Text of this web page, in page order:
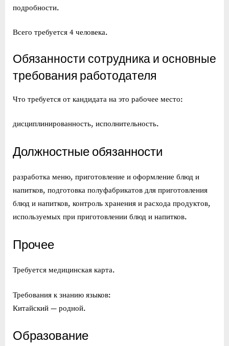
подробности.
Всего требуется 4 человека.
Обязанности сотрудника и основные
требования работодателя
Что требуется от кандидата на это рабочее место:
дисциплинированность, исполнительность.
Должностные обязанности
разработка меню, приготовление и оформление блюд и
напитков, подготовка полуфабрикатов для приготовления
блюд и напитков, контроль хранения и расхода продуктов,
используемых при приготовлении блюд и напитков.
Прочее
Требуется медицинская карта.
Требования к знанию языков:
Китайский — родной.
Образование